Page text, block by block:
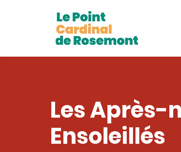
Les Après-
Ensoleillés